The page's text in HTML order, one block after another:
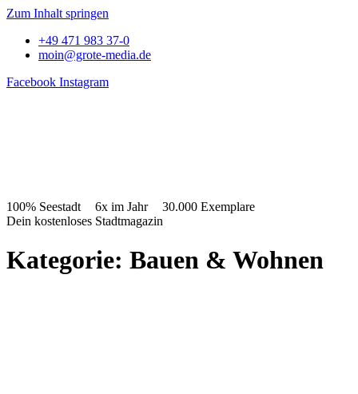
Zum Inhalt springen
+49 471 983 37-0
moin@grote-media.de
Facebook Instagram
100% Seestadt 6x im Jahr
30.000 Exemplare
Dein kostenloses Stadtmagazin
Kategorie: Bauen & Wohnen